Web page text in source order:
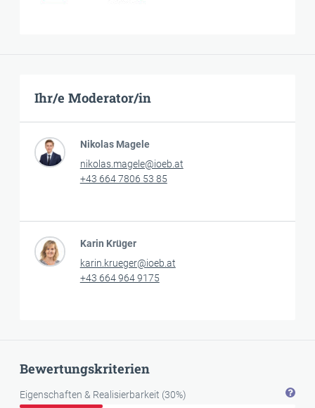
Ihr/e Moderator/in
Nikolas Magele
nikolas.magele@ioeb.at
+43 664 7806 53 85
Karin Krüger
karin.krueger@ioeb.at
+43 664 964 9175
Bewertungskriterien
Eigenschaften & Realisierbarkeit (30%)